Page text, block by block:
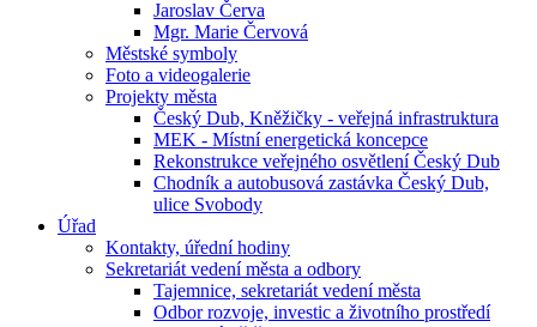
Jaroslav Červa
Mgr. Marie Červová
Městské symboly
Foto a videogalerie
Projekty města
Český Dub, Kněžičky - veřejná infrastruktura
MEK - Místní energetická koncepce
Rekonstrukce veřejného osvětlení Český Dub
Chodník a autobusová zastávka Český Dub,
ulice Svobody
Úřad
Kontakty, úřední hodiny
Sekretariát vedení města a odbory
Tajemnice, sekretariát vedení města
Odbor rozvoje, investic a životního prostředí